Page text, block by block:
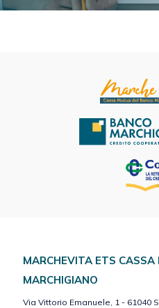
MARCHEVITA ETS
MARCHIGIANO
Via Vittorio Emanuele, 1 - 61040